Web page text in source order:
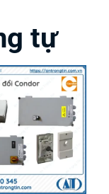
tự